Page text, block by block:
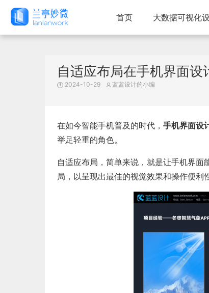
首页 大数据可视化
自适应布局在手机界面设
2024-10-29 蓝蓝设计的小编
在如今智能手机普及的时代， 手机界面设
举足轻重的角色。
自适应布局，简单来说，就是让手机界
局，以呈现出最佳的视觉效果和操作便利性